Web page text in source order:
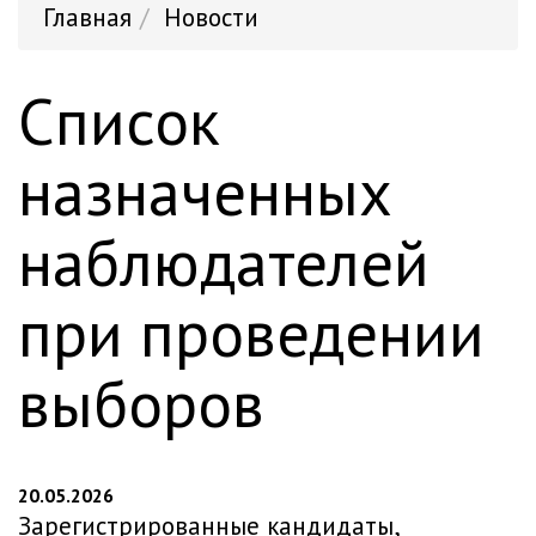
Главная Новости
Список
назначенных
наблюдателей
при проведении
выборов
20.05.2026
Зарегистрированные кандидаты,